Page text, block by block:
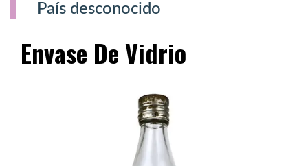
País desconocido
Envase De Vidrio